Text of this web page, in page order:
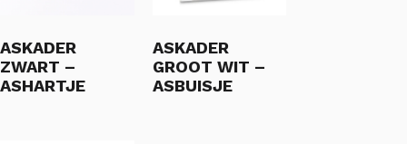
ASKADER
ZWART –
ASHARTJE
ASKADER
GROOT WIT –
ASBUISJE